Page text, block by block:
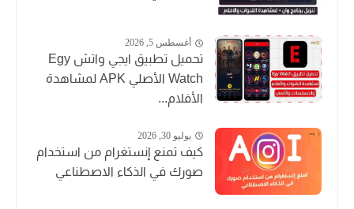
أغسطس 5, 2026
تحميل تطبيق ايجي واتش Egy
Watch الأصلي APK لمشاهدة
الأفلام...
يوليو 30, 2026
كيف تمنع إنستغرام من استخدام
صورك في الذكاء الاصطناعي